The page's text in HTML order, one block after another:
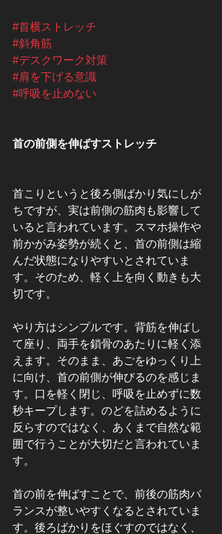
#首横ストレッチ
#斜角筋
#デスクワーク対策
#肩を下げる意識
#呼吸を止めない
首の前側を伸ばすストレッチ
首こりというと後ろ側ばかり気にしが
ちですが、実は前側の筋肉も影響して
いると言われています。スマホ操作や
前かがみ姿勢が続くと、首の前側は縮
んだ状態になりやすいとされていま
す。そのため、軽く上を向く動きも大
切です。
やり方はシンプルです。背筋を伸ばし
て座り、両手を鎖骨のあたりに軽く添
えます。そのまま、あごをゆっくり上
に向け、首の前側が伸びるのを感じま
す。口を軽く閉じ、呼吸を止めずに数
秒キープします。のどを詰めるように
反らすのではなく、あくまで自然な範
囲で行うことが大切だと言われていま
す。
首の前を伸ばすことで、前後の筋肉バ
ランスが整いやすくなるとされていま
す。後ろばかりをほぐすのではなく、